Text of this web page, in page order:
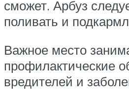
сможет. Арбуз
поливать и
Важное место
профилактические
вредителей и